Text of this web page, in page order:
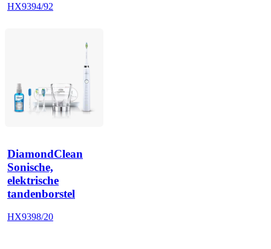
HX9394/92
DiamondClean
Sonische,
elektrische
tandenborstel
HX9398/20